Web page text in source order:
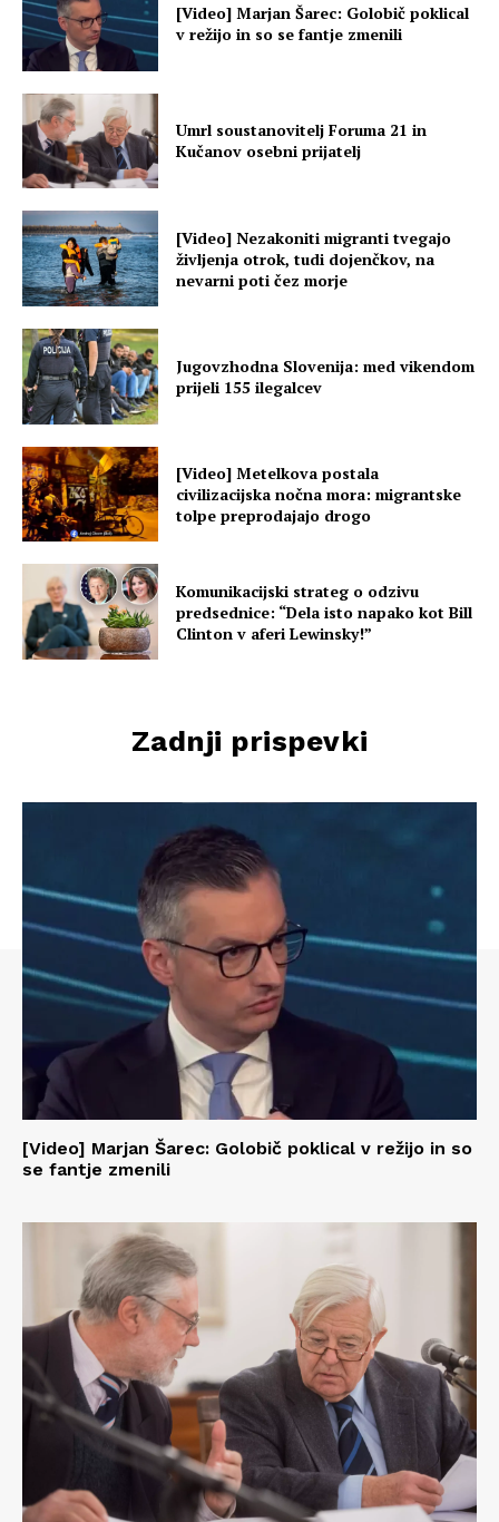
[Video] Marjan Šarec: Golobič poklical
v režijo in so se fantje zmenili
Umrl soustanovitelj Foruma 21 in
Kučanov osebni prijatelj
[Video] Nezakoniti migranti tvegajo
življenja otrok, tudi dojenčkov, na
nevarni poti čez morje
Jugovzhodna Slovenija: med vikendom
prijeli 155 ilegalcev
[Video] Metelkova postala
civilizacijska nočna mora: migrantske
tolpe preprodajajo drogo
Komunikacijski strateg o odzivu
predsednice: “Dela isto napako kot Bill
Clinton v aferi Lewinsky!”
Zadnji prispevki
[Video] Marjan Šarec: Golobič poklical v režijo in so
se fantje zmenili